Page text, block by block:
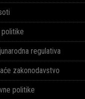
politike
regulativa
zakonodavstvo
politike